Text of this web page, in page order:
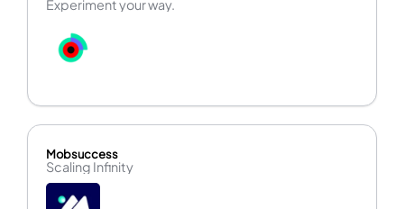
Experiment your way.
Mobsuccess
Scaling Infinity